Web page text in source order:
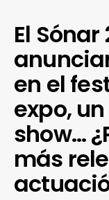
El
en el
expo,
show…
más